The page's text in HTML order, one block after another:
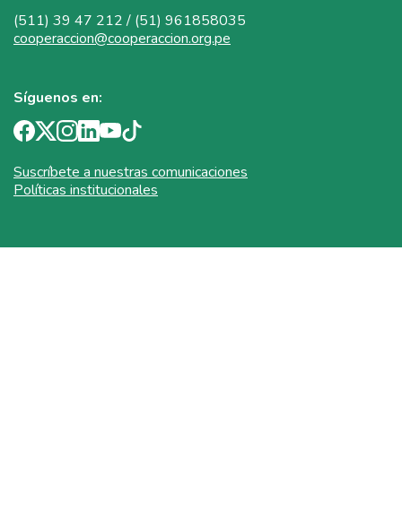
(511) 39 47 212 / (51) 961858035
cooperaccion@cooperaccion.org.pe
Síguenos en:
Suscríbete a nuestras comunicaciones
Políticas institucionales